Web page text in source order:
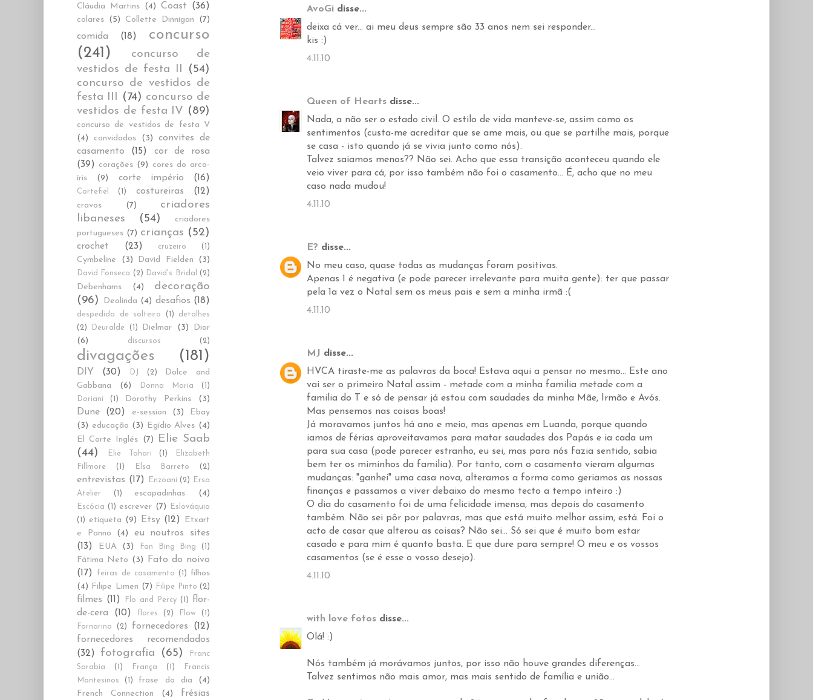
AvoGi disse...
deixa cá ver... ai meu deus sempre são 33 anos nem sei responder...
kis :)
4.11.10
Queen of Hearts disse...
Nada, a não ser o estado civil. O estilo de vida manteve-se, assim como os
sentimentos (custa-me acreditar que se ame mais, ou que se partilhe mais, porque
se casa - isto quando já se vivia junto como nós).
Talvez saiamos menos?? Não sei. Acho que essa transição aconteceu quando ele
veio viver para cá, por isso também não foi o casamento... É, acho que no meu
caso nada mudou!
4.11.10
E? disse...
No meu caso, quase todas as mudanças foram positivas.
Apenas 1 é negativa (e pode parecer irrelevante para muita gente): ter que passar
pela 1a vez o Natal sem os meus pais e sem a minha irmã :(
4.11.10
MJ disse...
HVCA tiraste-me as palavras da boca! Estava aqui a pensar no mesmo... Este ano
vai ser o primeiro Natal assim - metade com a minha familia metade com a
familia do T e só de pensar já estou com saudades da minha Mãe, Irmão e Avós.
Mas pensemos nas coisas boas!
Já moravamos juntos há ano e meio, mas apenas em Luanda, porque quando
iamos de férias aproveitavamos para matar saudades dos Papás e ia cada um
para sua casa (pode parecer estranho, eu sei, mas para nós fazia sentido, sabia
bem ter os miminhos da familia). Por tanto, com o casamento vieram algumas
mudanças: "ganhei" uma casa nova, alteramos a forma como geriamos as nossas
finanças e passamos a viver debaixo do mesmo tecto a tempo inteiro :)
O dia do casamento foi de uma felicidade imensa, mas depois do casamento
também. Não sei pôr por palavras, mas que está muito melhor assim, está. Foi o
acto de casar que alterou as coisas? Não sei... Só sei que é muito bom estar
casado e para mim é quanto basta. E que dure para sempre! O meu e os vossos
casamentos (se é esse o vosso desejo).
4.11.10
with love fotos disse...
Olá! :)
Nós também já morávamos juntos, por isso não houve grandes diferenças...
Talvez sentimos não mais amor, mas mais sentido de família e união...
Cláudia Martins (4) Coast (36)
colares (5) Collette Dinnigan (7)
comida (18)
concurso
(241)
concurso de
vestidos de festa II
(54)
concurso de vestidos de
festa III
(74) concurso de
vestidos de festa IV (89)
concurso de vestidos de festa V
(4)
convidados (3)
convites de
casamento
(15)
cor de rosa
(39) corações (9) cores do arco-
íris
(9) corte império (16)
Cortefiel (1) costureiras (12)
cravos (7)
criadores
libaneses
(54)
criadores
portugueses (7) crianças (52)
crochet (23) cruzeiro (1)
Cymbeline (3) David Fielden (3)
David Fonseca (2) David's Bridal (2)
Debenhams (4)
decoração
(96)
Deolinda (4) desafios (18)
despedida de solteiro (1)
detalhes
(2)
Deuralde (1) Dielmar (3)
Dior
(6)
discursos (2)
divagações (181)
DIY (30) DJ (2)
Dolce and
Gabbana
(6) Donna Maria
(1)
Doriani
(1) Dorothy Perkins (3)
Dune (20) e-session (3)
Ebay
(3) educação (3) Egídio Alves (4)
El Corte Inglés (7)
Elie Saab
(44)
Elie Tahari (1)
Elizabeth
Fillmore
(1) Elsa Barreto (2)
entrevistas (17) Enzoani (2)
Ersa
Atelier
(1) escapadinhas (4)
Escócia (1) escrever (7)
Eslováquia
(1)
etiqueta (9) Etsy (12)
Etxart
e Panno
(4)
eu noutros sites
(13)
EUA (3) Fan Bing Bing (1)
Fátima Neto (3)
Fato do noivo
(17)
feiras de casamento (1)
filhos
(4) Filipe Limen (7) Filipe Pinto (2)
filmes (11) Flo and Percy (1)
flor-
de-cera
(10) flores (2) Flow
(1)
Fornarina
(2) fornecedores
(12)
fornecedores recomendados
(32)
fotografia (65)
Franc
Sarabia
(1) França (1)
Francis
Montesinos
(1) frase do dia
(4)
French Connection
(4) frésias